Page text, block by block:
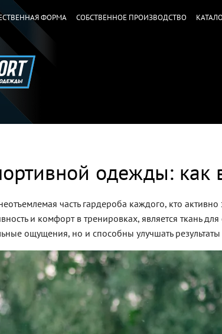
ФОРМА СОБСТВЕННОЕ ПРОИЗВОДСТВО
одежды:
часть гардероба каждого, кто
и комфорт в тренировках, является ткань
ощущения, но и способны улучшать